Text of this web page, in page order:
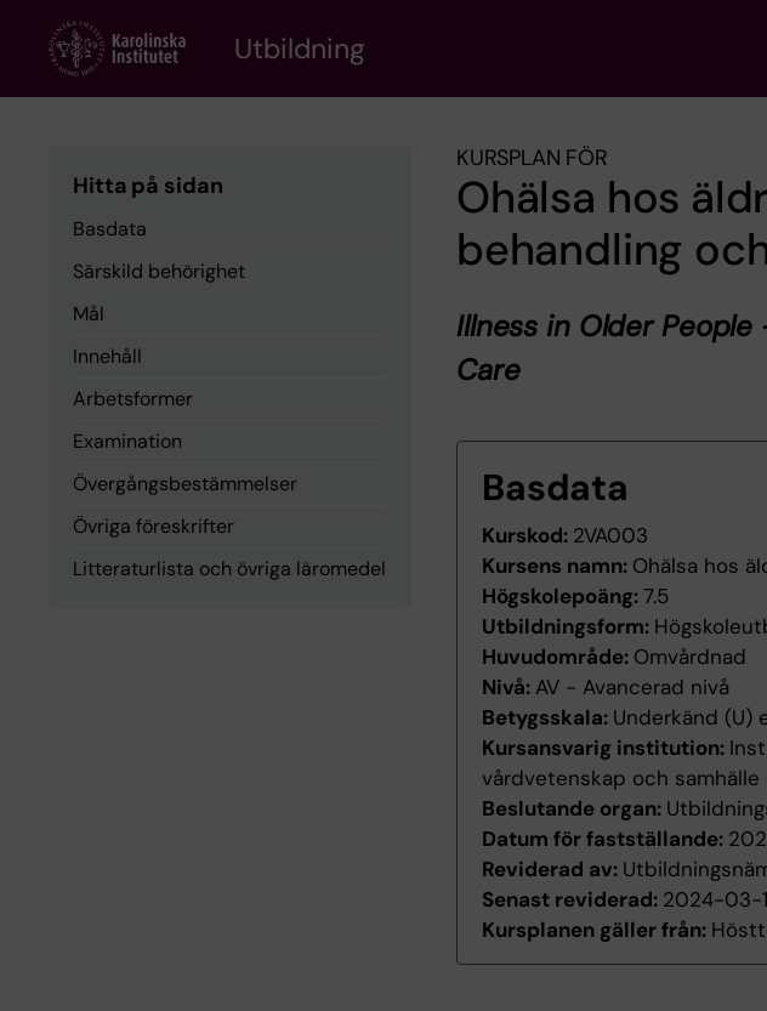
content
Utbildning
Hitta på sidan
Basdata
Särskild behörighet
Mål
Innehåll
Arbetsformer
Examination
Övergångsbestämmelser
Övriga föreskrifter
Litteraturlista och övriga läromedel
KURSPLAN FÖR
Ohälsa hos
behandling
Illness in Older
Care
Basdata
Kurskod: 2VA003
Kursens namn: Ohälsa hos
Högskolepoäng:7.5
Utbildningsform:
Huvudområde: Omvårdnad
Nivå: AV - Avancerad nivå
Betygsskala: Underkänd (U)
Kursansvarig institution:
vårdvetenskap och samhälle
Beslutande organ:
Datum för fastställande:
Reviderad av:
Senast reviderad: 2024-03-
Kursplanen gäller från: